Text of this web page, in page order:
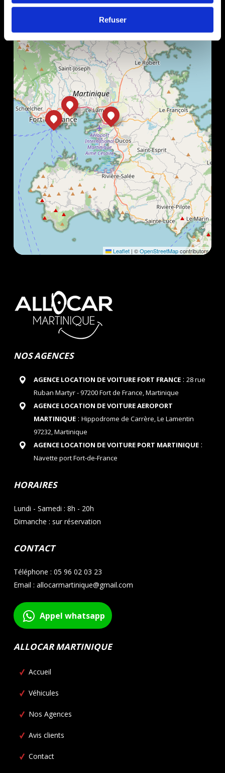
Refuser
−
Leaflet | ©OpenStreetMapcontributors
NOS AGENCES
AGENCE LOCATION DE VOITURE FORT FRANCE: 28 rue
Ruban Martyr - 97200 Fort de France, Martinique
AGENCE LOCATION DE VOITURE AEROPORT
MARTINIQUE: Hippodrome de Carrère, Le Lamentin
97232, Martinique
AGENCE LOCATION DE VOITURE PORT MARTINIQUE:
Navette port Fort-de-France
HORAIRES
Lundi - Samedi : 8h - 20h
Dimanche : sur réservation
CONTACT
Téléphone : 05 96 02 03 23
Email : allocarmartinique@gmail.com
Appel whatsapp
ALLOCAR MARTINIQUE
Accueil
Véhicules
Nos Agences
Avis clients
Contact